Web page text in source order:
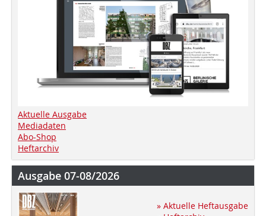
Aktuelle Ausgabe
Mediadaten
Abo-Shop
Heftarchiv
Ausgabe 07-08/2026
» Aktuelle Heftausgabe